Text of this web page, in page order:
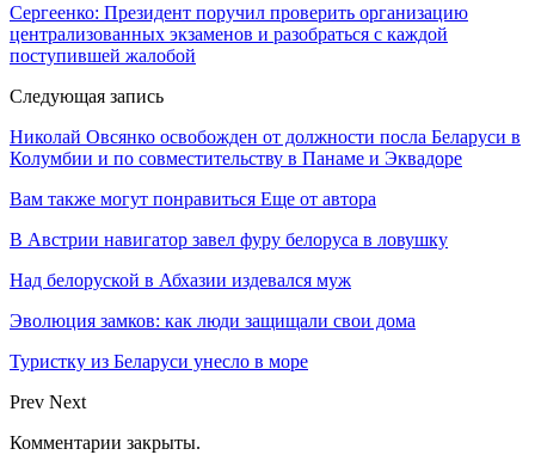
Сергеенко: Президент поручил проверить организацию
централизованных экзаменов и разобраться с каждой
поступившей жалобой
Следующая запись
Николай Овсянко освобожден от должности посла Беларуси в
Колумбии и по совместительству в Панаме и Эквадоре
Вам также могут понравиться Еще от автора
В Австрии навигатор завел фуру белоруса в ловушку
Над белоруской в Абхазии издевался муж
Эволюция замков: как люди защищали свои дома
Туристку из Беларуси унесло в море
Prev Next
Комментарии закрыты.